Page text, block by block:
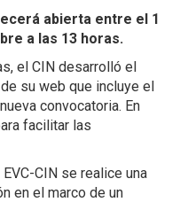
abierta entre el 1
a las 13 horas.
el CIN desarrolló el
su web que incluye el
convocatoria. En
facilitar las
CIN se realice una
en el marco de un